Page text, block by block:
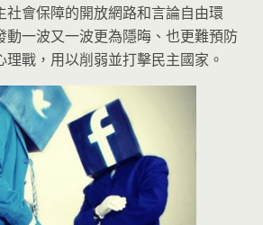
社會保障的開放網路和言論自由環
動一波又一波更為隱晦、也更難預防
戰，用以削弱並打擊民主國家。